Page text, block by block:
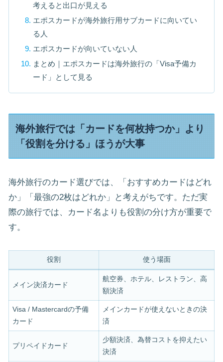
考えると出口が見える
エポスカードが海外旅行用サブカードに向いてい
る人
エポスカードが向いていない人
まとめ｜エポスカードは海外旅行の「Visa予備カ
ード」として見る
海外旅行では「カードを何枚持つか」より
「役割を分ける」ほうが大事
海外旅行のカード選びでは、「おすすめカードはどれ
か」「最強の2枚はどれか」と考えがちです。ただ実
際の旅行では、カード名よりも役割の分け方が重要で
す。
役割 使う場面
メイン決済カード
航空券、ホテル、レストラン、高
額決済
Visa / Mastercardの予備
カード
メインカードが使えないときの決
済
プリペイドカード
少額決済、為替コストを抑えたい
決済